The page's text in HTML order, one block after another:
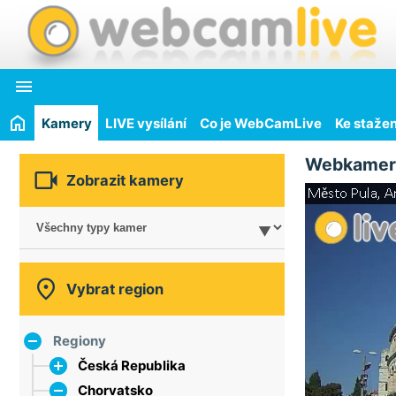

Kamery LIVE vysílání Co je WebCamLive Ke
 Zobrazit kamery
 Vybrat region
Regiony
Česká Republika
hlavní město Praha
Chorvatsko